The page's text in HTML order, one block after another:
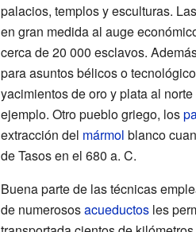
palacios, templos y esculturas.
en gran medida al auge
cerca de 20 000 esclavos.
para asuntos bélicos o
yacimientos de oro y plata al
ejemplo. Otro pueblo griego, los
extracción del mármol blanco
de Tasos en el 680 a. C.
Buena parte de las técnicas
de numerososacueductosles